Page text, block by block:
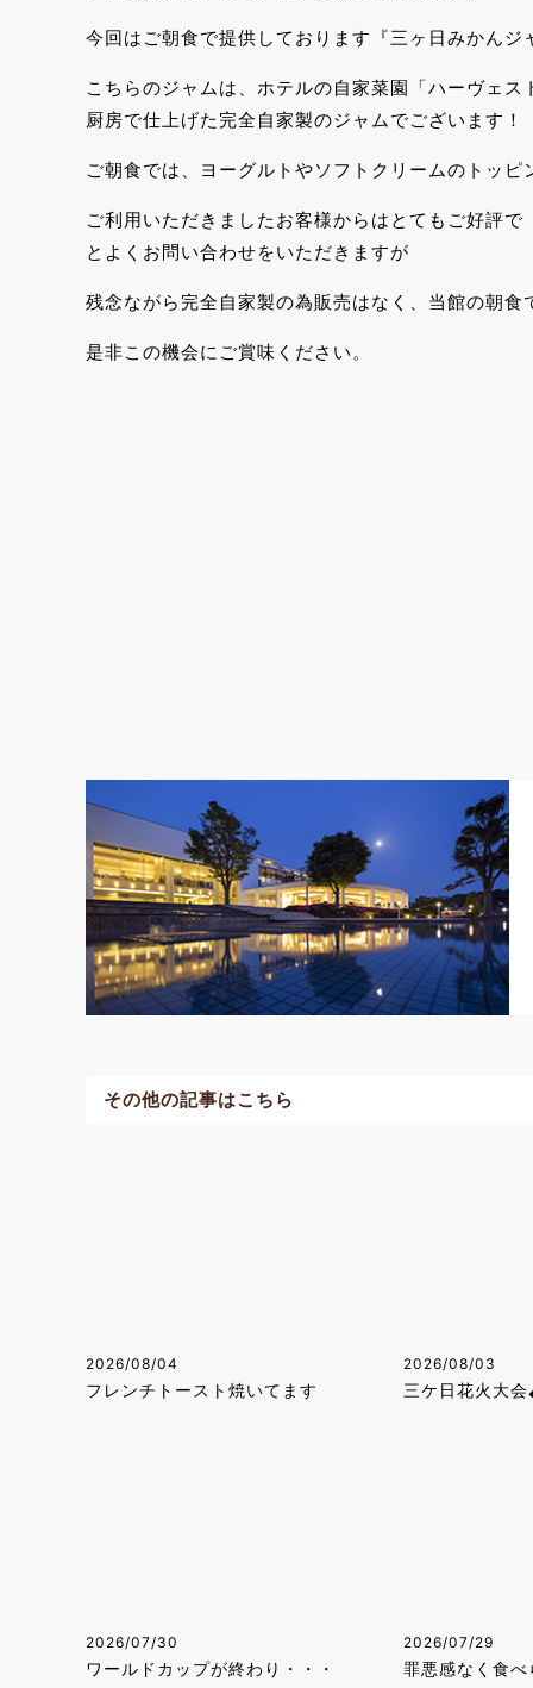
今回はご朝食で提供しております『三ヶ日みかんジ
こちらのジャムは、ホテルの自家菜園「ハーヴェ
厨房で仕上げた完全自家製のジャムでございます！
ご朝食では、ヨーグルトやソフトクリームのトッ
ご利用いただきましたお客様からはとてもご好評
とよくお問い合わせをいただきますが
残念ながら完全自家製の為販売はなく、当館の朝
是非この機会にご賞味ください。
その他の記事はこちら
2026/08/04
フレンチトースト焼いてます
2026/08/03
三ケ日花火大
2026/07/30
ワールドカップが終わり・・・
2026/07/29
罪悪感なく食